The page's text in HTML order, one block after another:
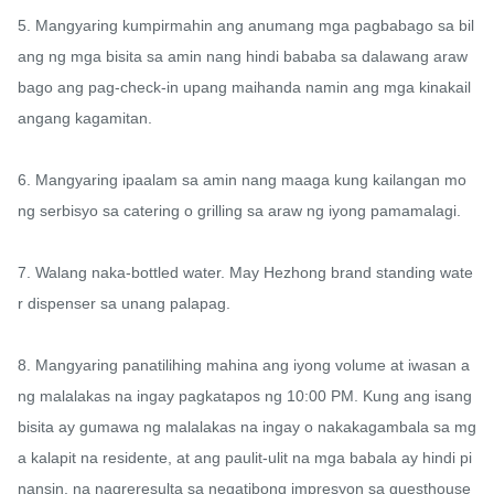
5. Mangyaring kumpirmahin ang anumang mga pagbabago sa bil
ang ng mga bisita sa amin nang hindi bababa sa dalawang araw
bago ang pag-check-in upang maihanda namin ang mga kinakail
angang kagamitan.
6. Mangyaring ipaalam sa amin nang maaga kung kailangan mo
ng serbisyo sa catering o grilling sa araw ng iyong pamamalagi.
7. Walang naka-bottled water. May Hezhong brand standing wate
r dispenser sa unang palapag.
8. Mangyaring panatilihing mahina ang iyong volume at iwasan a
ng malalakas na ingay pagkatapos ng 10:00 PM. Kung ang isang
bisita ay gumawa ng malalakas na ingay o nakakagambala sa mg
a kalapit na residente, at ang paulit-ulit na mga babala ay hindi pi
nansin, na nagreresulta sa negatibong impresyon sa guesthouse